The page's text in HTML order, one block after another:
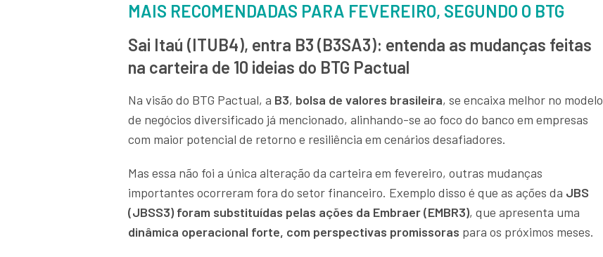
MAIS RECOMENDADAS PARA FEVEREIRO, SEGUNDO O BTG
Sai Itaú (ITUB4), entra B3 (B3SA3): entenda as mudanças feitas
na carteira de 10 ideias do BTG Pactual
Na visão do BTG Pactual, a B3, bolsa de valores brasileira, se encaixa melhor no modelo
de negócios diversificado já mencionado, alinhando-se ao foco do banco em empresas
com maior potencial de retorno e resiliência em cenários desafiadores.
Mas essa não foi a única alteração da carteira em fevereiro, outras mudanças
importantes ocorreram fora do setor financeiro. Exemplo disso é que as ações da JBS
(JBSS3) foram substituídas pelas ações da Embraer (EMBR3), que apresenta uma
dinâmica operacional forte, com perspectivas promissoras para os próximos meses.